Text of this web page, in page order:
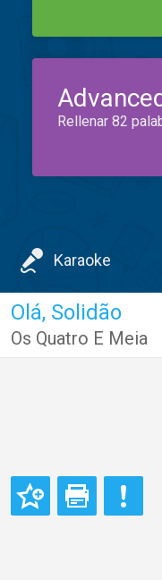
Rellenar 82
Karaoke
Olá, Solidão
Os Quatro E Meia